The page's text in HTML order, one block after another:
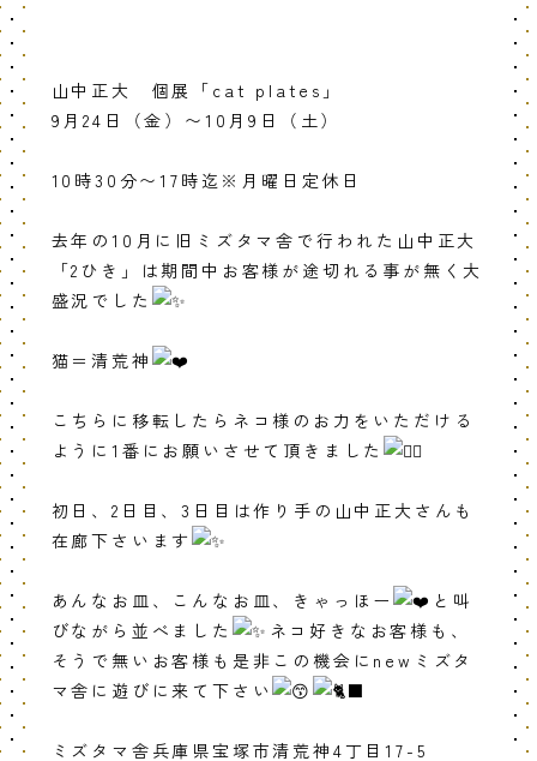
山中正大 個展「cat plates」
9月24日（金）〜10月9日（土）
10時30分〜17時迄※月曜日定休日
去年の10月に旧ミズタマ舎で行われた山中正大
「2ひき」は期間中お客様が途切れる事が無く大
盛況でした
猫＝清荒神
こちらに移転したらネコ様のお力をいただける
ように1番にお願いさせて頂きました
初日、2日目、3日目は作り手の山中正大さんも
在廊下さいます
あんなお皿、こんなお皿、きゃっほー
と叫
びながら並べました
ネコ好きなお客様も、
そうで無いお客様も是非この機会にnewミズタ
マ舎に遊びに来て下さい
ミズタマ舎兵庫県宝塚市清荒神4丁目17-5